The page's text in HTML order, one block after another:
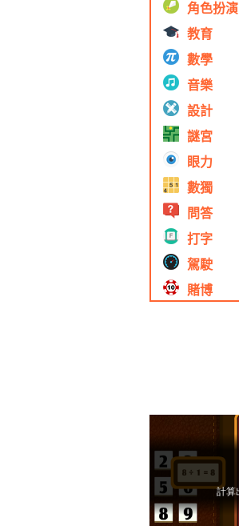
角色扮演
教育
數學
音樂
設計
謎宮
眼力
數獨
問答
打字
駕駛
賭博